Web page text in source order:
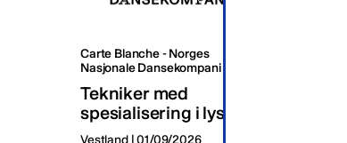
Carte Blanche - Norges
Nasjonale Dansekompani
Tekniker med
spesialisering i lys